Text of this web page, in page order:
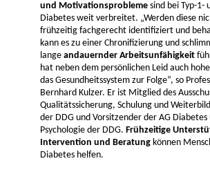
und Motivationsprobleme sind bei Typ-1-
Diabetes weit verbreitet. „Werden diese
frühzeitig fachgerecht identifiziert und
kann es zu einer Chronifizierung und
lange andauernder Arbeitsunfähigkeit
hat neben dem persönlichen Leid auch
das Gesundheitssystem zur Folge“, so
Bernhard Kulzer. Er ist Mitglied des
Qualitätssicherung, Schulung und
der DDG und Vorsitzender der AG Diabetes
Psychologie der DDG. Frühzeitige
Intervention und Beratung können
Diabetes helfen.